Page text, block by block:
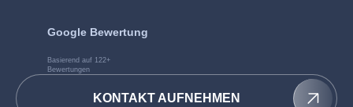
Google Bewertung
Basierend auf 122+
Bewertungen
KONTAKT AUFNEHMEN